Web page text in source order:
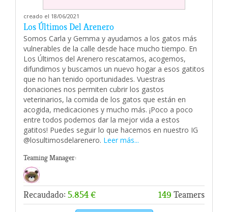
creado el 18/06/2021
Los Últimos Del Arenero
Somos Carla y Gemma y ayudamos a los gatos más
vulnerables de la calle desde hace mucho tiempo. En
Los Últimos del Arenero rescatamos, acogemos,
difundimos y buscamos un nuevo hogar a esos gatitos
que no han tenido oportunidades. Vuestras
donaciones nos permiten cubrir los gastos
veterinarios, la comida de los gatos que están en
acogida, medicaciones y mucho más. ¡Poco a poco
entre todos podemos dar la mejor vida a estos
gatitos! Puedes seguir lo que hacemos en nuestro IG
@losultimosdelarenero. Leer más...
Teaming Manager:
Recaudado: 5.854 € 149 Teamers